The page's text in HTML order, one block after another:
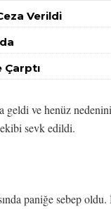
Verildi
Çarptı
geldi ve henüz
sevk edildi.
paniğe sebep